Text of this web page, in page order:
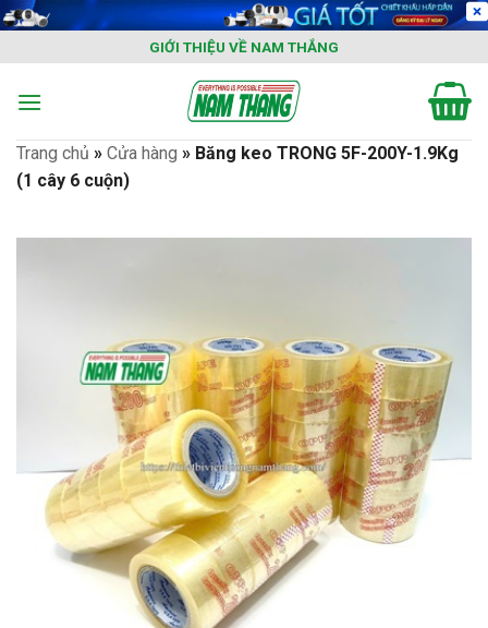
Skip
content
GIỚI THIỆU VỀ NAM THẮNG
Trang chủ » Cửa hàng » Băng keo TRONG 5F-200Y-1.9Kg
(1 cây 6 cuộn)